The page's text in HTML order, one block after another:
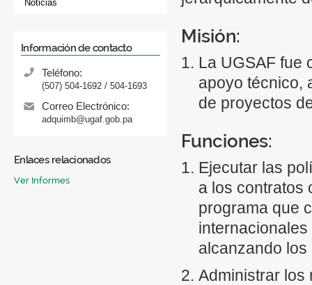
Noticias
Información de contacto
Teléfono:
(507) 504-1692 / 504-1693
Correo Electrónico:
adquimb@ugaf.gob.pa
Enlaces relacionados
Ver Informes
Misión:
La UGSAF fue
apoyo técnico,
de proyectos
Funciones:
Ejecutar las
a los contratos
programa que
alcanzando
Administrar los